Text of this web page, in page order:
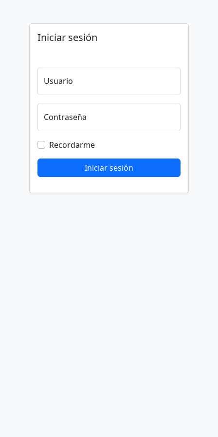
Iniciar sesión
Usuario
Contraseña
Recordarme
Iniciar sesión